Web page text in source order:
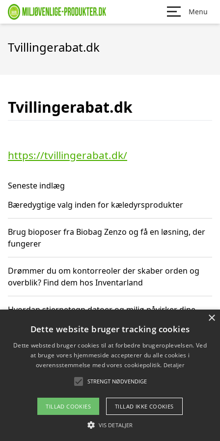
Menu
Tvillingerabat.dk
Tvillingerabat.dk
https://tvillingerabat.dk/
Seneste indlæg
Bæredygtige valg inden for kæledyrsprodukter
Brug bioposer fra Biobag Zenzo og få en løsning, der
fungerer
Drømmer du om kontorreoler der skaber orden og
overblik? Find dem hos Inventarland
Hvordan stjernetegn datoer og miljø påvirker dine
Bæredygtige gadgets til en grønnere hverdag
Om / kontakt
Blog Betingelser
×
Dette website bruger tracking cookies
Dette websted bruger cookies til at forbedre brugeroplevelsen. Ved
at bruge vores hjemmeside accepterer du alle cookies i
overensstemmelse med vores cookiepolitik. Detaljer
STRENGT NØDVENDIGE
TILLAD COOKIES TILLAD IKKE COOKIES
VIS DETALJER